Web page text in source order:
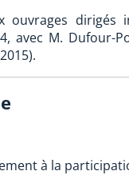
ouvrages dirigés
avec M. Dufour-
à la